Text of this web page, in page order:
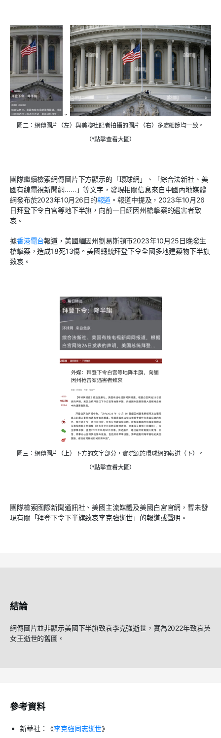
圖二：網傳圖片（左）與美聯社記者拍攝的圖片（右）多處細節均一致。
（*點擊查看大圖）
團隊繼續檢索網傳圖片下方顯示的「環球網」、「綜合法新社、美
國有線電視新聞網……」等文字，發現相關信息來自中國內地媒體
網發布於2023年10月26日的報道 。報道中提及， 2023年10月26
日拜登下令白宮等地下半旗，向前一日緬因州槍擊案的遇害者致
哀。
據香港電台報道，美國緬因州劉易斯頓市2023年10月25日晚發生
槍擊案，造成18死13傷。美國總統拜登下令全國多地建築物下半旗
致哀。
圖三：網傳圖片（上）下方的文字部分，實際源於環球網的報道（下）。
（*點擊查看大圖）
團隊檢索國際新聞通訊社、美國主流媒體及美國白宮官網，暫未發
現有關「拜登下令下半旗致哀李克強逝世」的報道或聲明。
結論
網傳圖片並非顯示美國下半旗致哀李克強逝世，實為2022年致哀英
女王逝世的舊圖。
參考資料
新華社：《李克強同志逝世》